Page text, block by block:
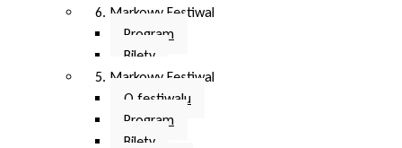
6. Markowy Festiwal
Program
Bilety
5. Markowy Festiwal
O festiwalu
Program
Bilety